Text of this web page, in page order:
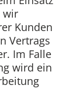
wir
Kunden
Vertrags
Im Falle
wird ein